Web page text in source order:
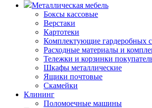
Металлическая мебель
Боксы кассовые
Верстаки
Картотеки
Комплектующие гардеробных
Расходные материалы и
Тележки и корзинки
Шкафы металлические
Ящики почтовые
Скамейки
Клининг
Поломоечные машины